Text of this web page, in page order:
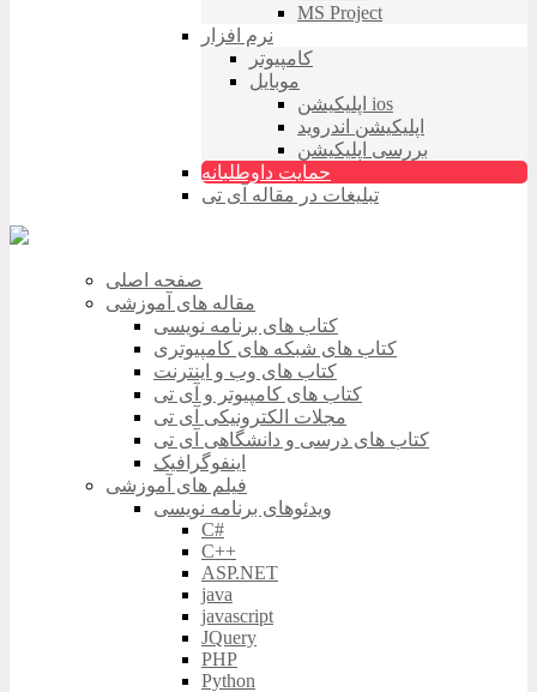
MS Project
نرم افزار
کامپیوتر
موبایل
اپلیکیشن ios
اپلیکیشن اندروید
بررسی اپلیکیشن
حمایت داوطلبانه
تبلیغات در مقاله آی تی
صفحه اصلی
مقاله های آموزشی
کتاب های برنامه نویسی
کتاب های شبکه های کامپیوتری
کتاب های وب و اینترنت
کتاب های کامپیوتر و آی تی
مجلات الکترونیکی آی تی
کتاب های درسی و دانشگاهی آی تی
اینفوگرافیک
فیلم های آموزشی
ویدئوهای برنامه نویسی
C#
C++
ASP.NET
java
javascript
JQuery
PHP
Python